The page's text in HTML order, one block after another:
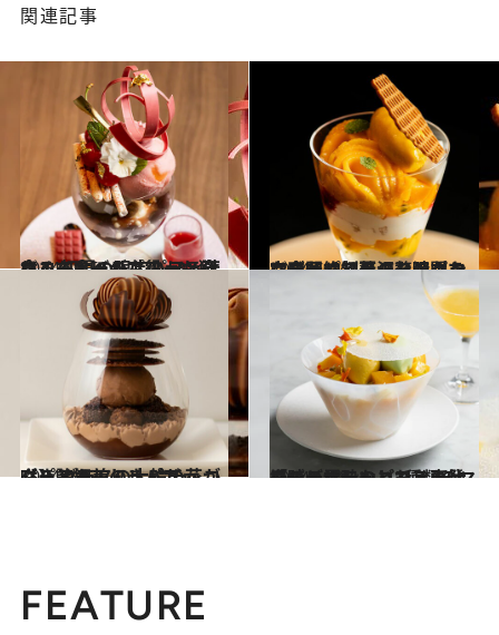
関連記事
2024.5.15
まるで食べるフルーツ狩り！ 初夏の限定パフェはさくらんぼが主役 ほろ苦いコーヒーのパフェも必食
グルメ 2024.5.14
完全予約制のバーのような空間で初夏の贅沢なマンゴーパフェシャンパンに合わせて贅沢な時間を
グルメ
2024.4.17
【パスカル・ル・ガック】 グラスの上にチョコレート細工の 大輪の花が咲き誇る美しきパフェ
グルメ 2024.5.28
「時の雫」など3種類のマンゴーに酔いしれる恵比寿のデザートコース チェリーとバラのパフェも登場！
グルメ
FEATURE